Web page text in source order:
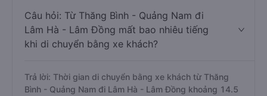
Câu hỏi: Từ Thăng Bình - Quảng Nam đi
Lâm Hà - Lâm Đồng mất bao nhiêu tiếng
khi di chuyển bằng xe khách?
Trả lời: Thời gian di chuyển bằng xe khách từ Thăng
Bình - Quảng Nam đi Lâm Hà - Lâm Đồng khoảng 14.5